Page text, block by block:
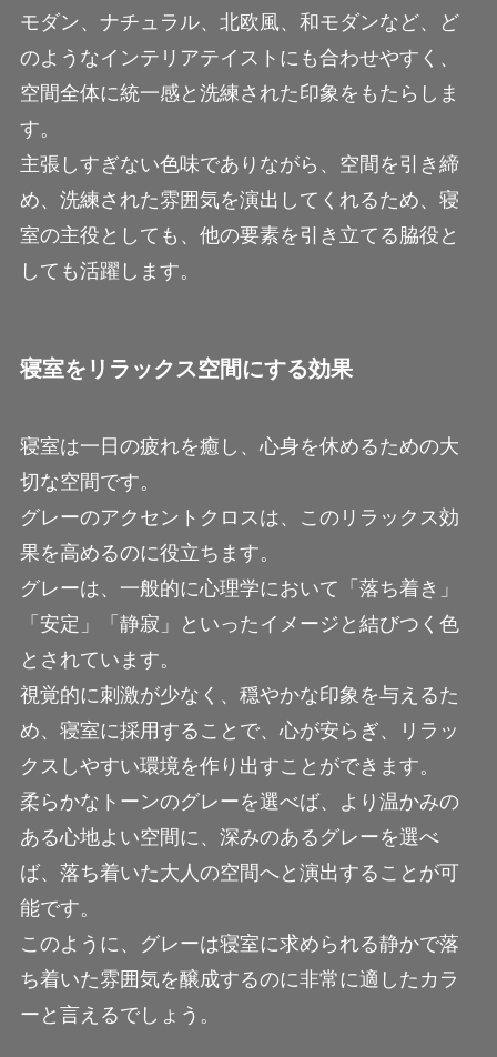
モダン、ナチュラル、北欧風、和モダンなど、ど
のようなインテリアテイストにも合わせやすく、
空間全体に統一感と洗練された印象をもたらしま
す。
主張しすぎない色味でありながら、空間を引き締
め、洗練された雰囲気を演出してくれるため、寝
室の主役としても、他の要素を引き立てる脇役と
しても活躍します。
寝室をリラックス空間にする効果
寝室は一日の疲れを癒し、心身を休めるための大
切な空間です。
グレーのアクセントクロスは、このリラックス効
果を高めるのに役立ちます。
グレーは、一般的に心理学において「落ち着き」
「安定」「静寂」といったイメージと結びつく色
とされています。
視覚的に刺激が少なく、穏やかな印象を与えるた
め、寝室に採用することで、心が安らぎ、リラッ
クスしやすい環境を作り出すことができます。
柔らかなトーンのグレーを選べば、より温かみの
ある心地よい空間に、深みのあるグレーを選べ
ば、落ち着いた大人の空間へと演出することが可
能です。
このように、グレーは寝室に求められる静かで落
ち着いた雰囲気を醸成するのに非常に適したカラ
ーと言えるでしょう。